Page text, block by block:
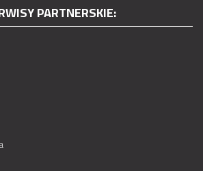
PARTNERSKIE: